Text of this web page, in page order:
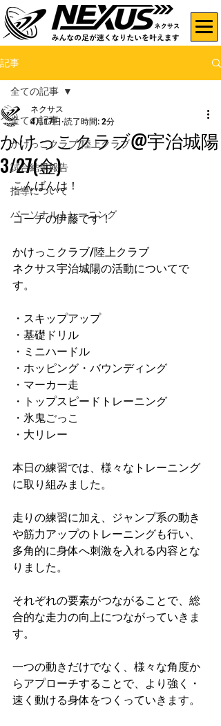
記事
全ての記事
かけっこクラブ/陸上クラブ
試合結果報告
指導について
パーソナルトレーニング
全ての記事
かけっこクラブ@宇治城陽
3/27(金)
ネクサス
4月17日 読了時間: 2分
こんばんは！
コーチの伊藤です！
かけっこクラブ/陸上クラブ
ネクサス宇治城陽の活動についてで
す。
・スキップアップ
・基礎ドリル
・ミニハードル
・ホッピング・バウンディング
・マーカー走
・トップスピードトレーニング
・氷鬼ごっこ
・大リレー
本日の練習では、様々なトレーニング
に取り組みました。
走りの練習に加え、ジャンプ系の動き
や筋力アップのトレーニングも行い、
多角的に身体へ刺激を入れる内容とな
りました。
それぞれの要素がつながることで、総
合的な走力の向上につながっていきま
す。
一つの動きだけでなく、様々な角度か
らアプローチすることで、より強く・
速く動ける身体をつくっていきます。